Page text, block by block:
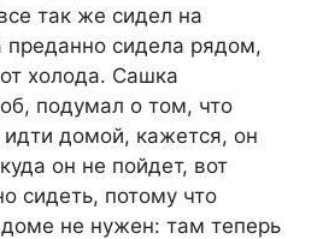
так же сидел на
преданно сидела рядом,
холода. Сашка
подумал о том, что
идти домой, кажется, он
он не пойдет, вот
сидеть, потому что
не нужен: там теперь